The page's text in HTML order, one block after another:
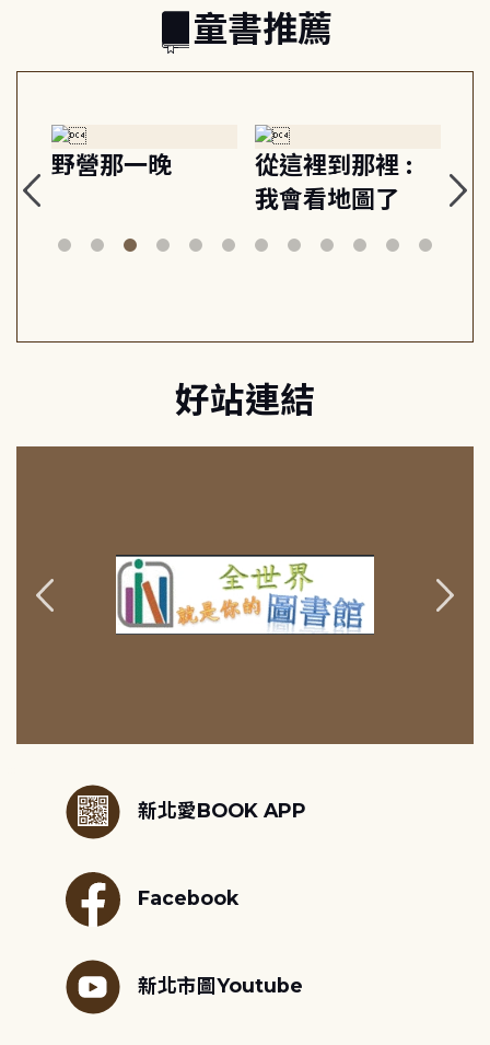
童書推薦
野營那一晚
從這裡到那裡 :
我會看地圖了
美
好站連結
新北愛BOOK APP
Facebook
新北市圖Youtube